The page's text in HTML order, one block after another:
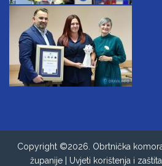
Copyright ©2026. Obrtnička
županije | Uvjeti korištenja i